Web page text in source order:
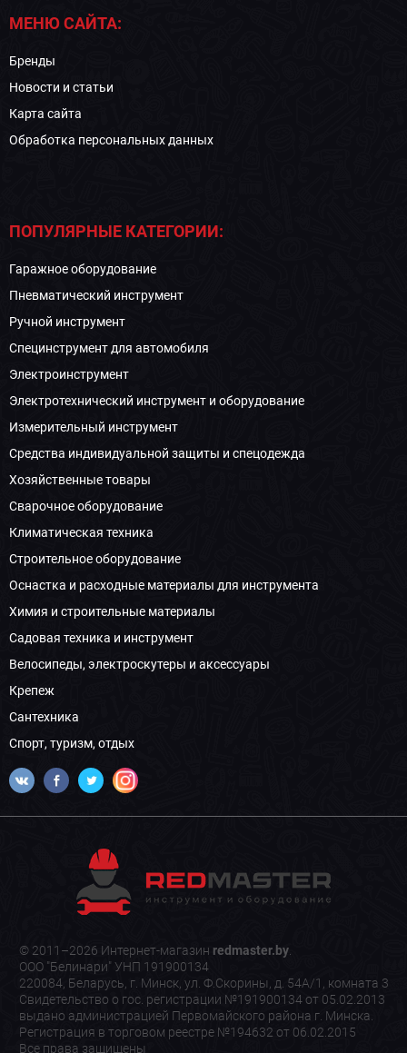
МЕНЮ САЙТА:
Бренды
Новости и статьи
Карта сайта
Обработка персональных данных
ПОПУЛЯРНЫЕ КАТЕГОРИИ:
Гаражное оборудование
Пневматический инструмент
Ручной инструмент
Специнструмент для автомобиля
Электроинструмент
Электротехнический инструмент и оборудование
Измерительный инструмент
Средства индивидуальной защиты и спецодежда
Хозяйственные товары
Сварочное оборудование
Климатическая техника
Строительное оборудование
Оснастка и расходные материалы для инструмента
Химия и строительные материалы
Садовая техника и инструмент
Велосипеды, электроскутеры и аксессуары
Крепеж
Сантехника
Спорт, туризм, отдых
© 2011–2026 Интернет-магазин redmaster.by.
ООО "Белинари" УНП 191900134
220084, Беларусь, г. Минск, ул. Ф.Скорины, д. 54А/1, комната 3
Свидетельство о гос. регистрации №191900134 от 05.02.2013
выдано администрацией Первомайского района г. Минска.
Регистрация в торговом реестре №194632 от 06.02.2015
Все права защищены